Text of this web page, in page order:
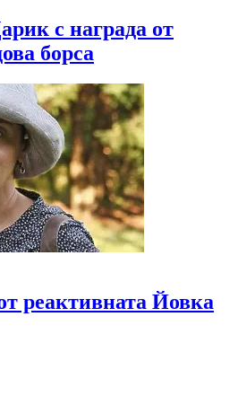
с награда от
борса
реактивната Йовка